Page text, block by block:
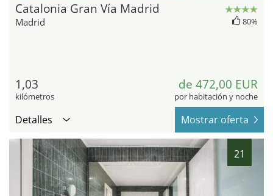
Catalonia Gran Vía Madrid
Madrid 80%
1,03
kilómetros
de 472,00 EUR
por habitación y noche
Detalles Mostrar oferta
21